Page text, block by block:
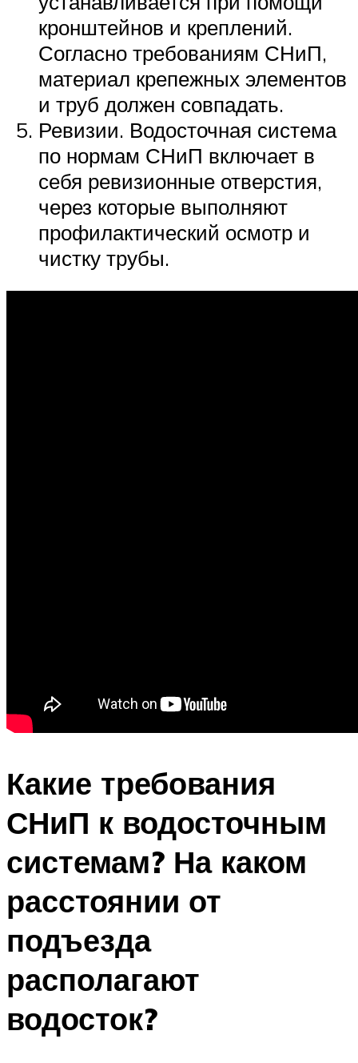
кронштейнов и креплений.
Согласно требованиям СНиП,
материал крепежных элементов
и труб должен совпадать.
Ревизии. Водосточная система
по нормам СНиП включает в
себя ревизионные отверстия,
через которые выполняют
профилактический осмотр и
чистку трубы.
Какие требования
СНиП к водосточным
системам? На каком
расстоянии от
подъезда
располагают
водосток?